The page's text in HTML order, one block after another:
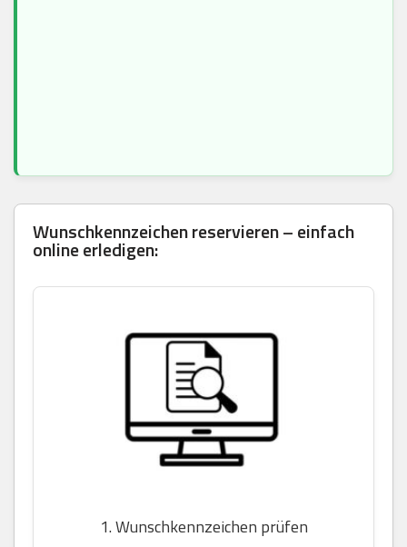
Wunschkennzeichen reservieren – einfach
online erledigen:
1. Wunschkennzeichen prüfen